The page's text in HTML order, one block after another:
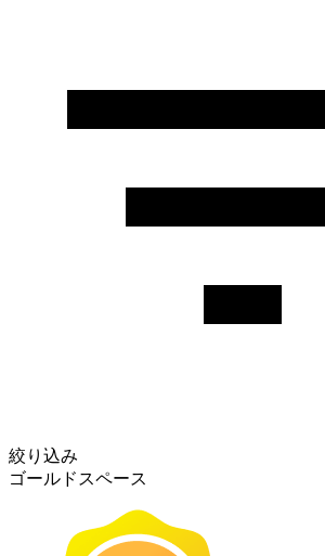
絞り込み
ゴールドスペース